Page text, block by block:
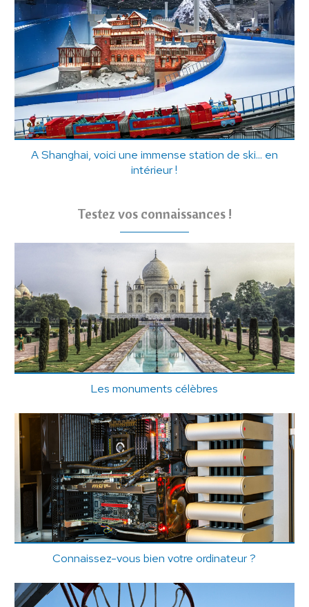
A Shanghai, voici une immense station de ski... en
intérieur !
Testez vos connaissances !
Les monuments célèbres
Connaissez-vous bien votre ordinateur ?